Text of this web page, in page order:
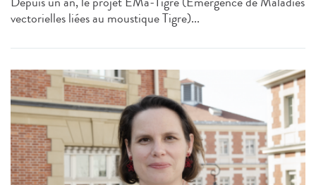
vectorielles liées au moustique Tigre)...